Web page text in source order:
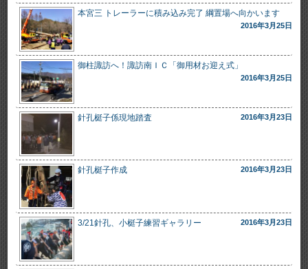
本宮三 トレーラーに積み込み完了 綱置場へ向かいます
2016年3月25日
御柱諏訪へ！諏訪南ＩＣ「御用材お迎え式」
2016年3月25日
針孔梃子係現地踏査 2016年3月23日
針孔梃子作成 2016年3月23日
3/21針孔、小梃子練習ギャラリー 2016年3月23日